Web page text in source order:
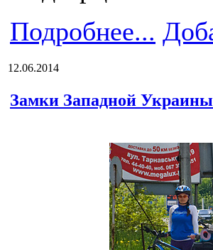
Подробнее...
12.06.2014
Замки Западной